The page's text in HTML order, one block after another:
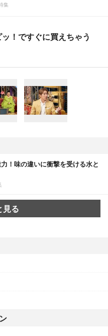
集
！ですぐに買えちゃう
！味の違いに衝撃を受ける水と
見る